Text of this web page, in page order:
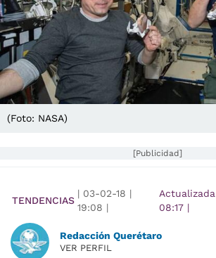
(Foto: NASA)
[Publicidad]
TENDENCIAS
| 03-02-18 |
19:08 |
Actualizada
08:17|
Redacción Querétaro
VER PERFIL